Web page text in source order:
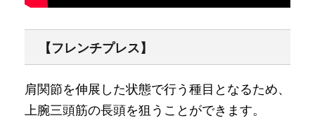
【フレンチプレス】
肩関節を伸展した状態で行う種目となるため、
上腕三頭筋の長頭を狙うことができます。